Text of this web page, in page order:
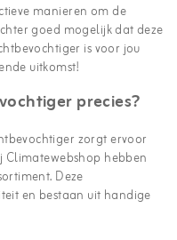
manieren om de
goed mogelijk dat deze
is voor jou
uitkomst!
precies?
zorgt ervoor
Climatewebshop hebben
Deze
en bestaan uit handige